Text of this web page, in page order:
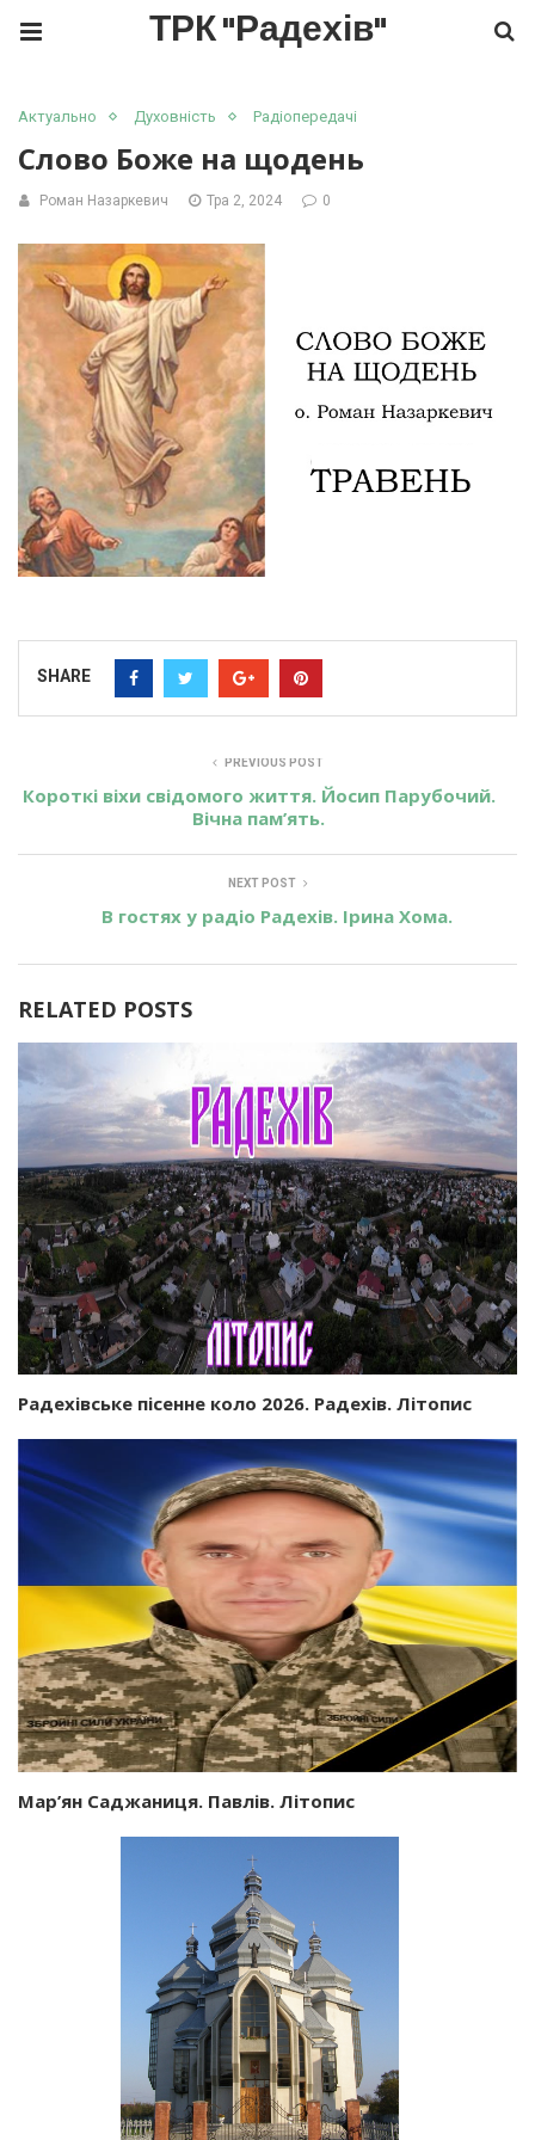
ТРК "Радехів"
Актуально Духовність Радіопередачі
Слово Боже на щодень
Роман Назаркевич Тра 2, 2024 0
SHARE
PREVIOUS POST
Короткі віхи свідомого життя. Йосип Парубочий.
Вічна пам’ять.
NEXT POST
В гостях у радіо Радехів. Ірина Хома.
RELATED POSTS
Радехівське пісенне коло 2026. Радехів. Літопис
Мар’ян Саджаниця. Павлів. Літопис